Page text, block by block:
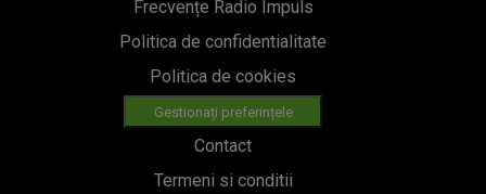
Frecvențe Radio Impuls
Politica de confidentialitate
Politica de cookies
Gestionați preferințele
Contact
Termeni si conditii